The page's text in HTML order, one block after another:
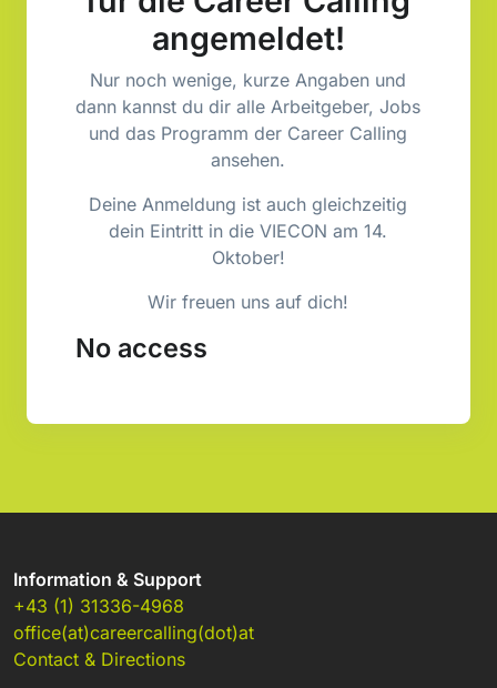
angemeldet!
Nur noch wenige, kurze Angaben und
dann kannst du dir alle Arbeitgeber, Jobs
und das Programm der Career Calling
ansehen.
Deine Anmeldung ist auch gleichzeitig
dein Eintritt in die VIECON am 14.
Oktober!
Wir freuen uns auf dich!
No access
Information & Support
+43 (1) 31336-4968
office(at)careercalling(dot)at
Contact & Directions